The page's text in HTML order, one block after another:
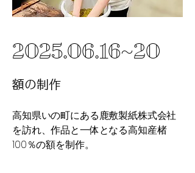
2025.06.16~20
​額の制作
高知県いの町にある鹿敷製紙株式会社
を訪れ、作品と一体となる高知産楮
100％の額を制作。